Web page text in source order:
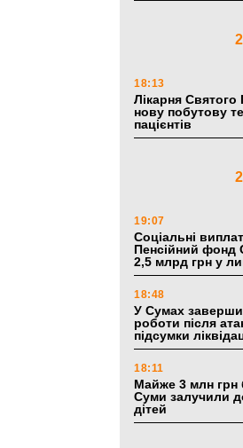
18:13
Лікарня
нову побутову
пацієнтів
19:07
Соціальні
Пенсійний фонд
2,5 млрд грн у
18:48
У Сумах
роботи після
підсумки
18:11
Майже 3 млн грн
Суми залучили
дітей